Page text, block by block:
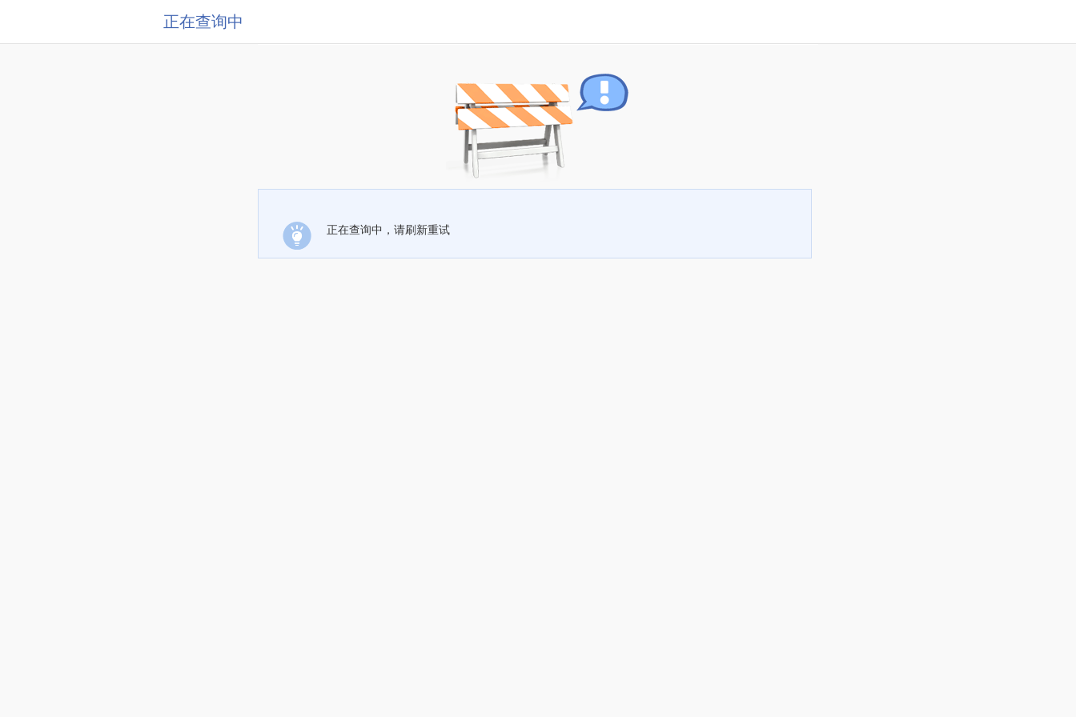
正在查询中
正在查询中，请刷新重试